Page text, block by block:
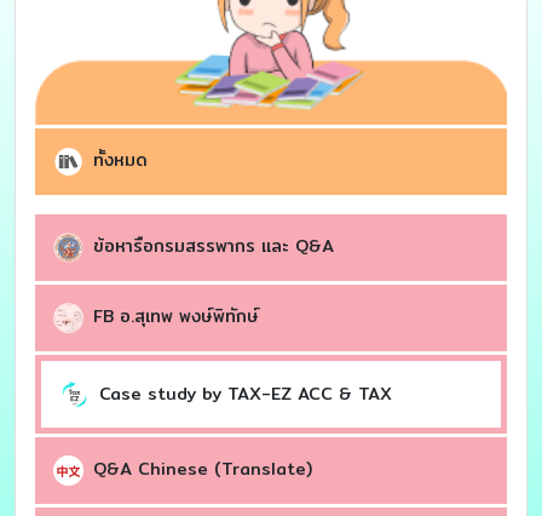
ทั้งหมด
ข้อหารือกรมสรรพากร เเละ Q&A
FB อ.สุเทพ พงษ์พิทักษ์
Case study by TAX-EZ ACC & TAX
Q&A Chinese (Translate)